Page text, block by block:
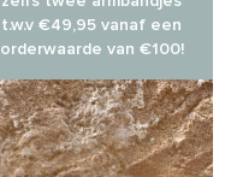
t.w.v €49,95 vanaf een
orderwaarde van €100!